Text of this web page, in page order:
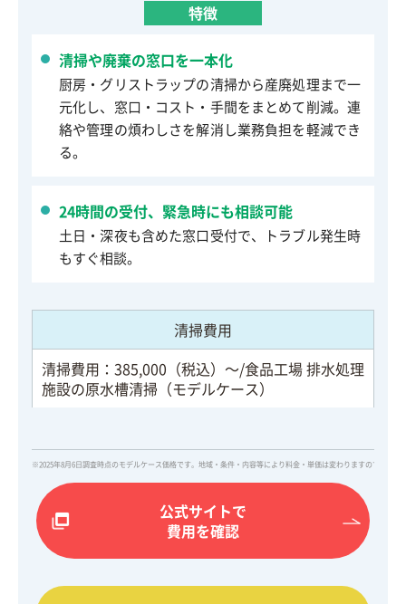
特徴
清掃や廃棄の窓口を一本化
厨房・グリストラップの清掃から産廃処理まで一
元化し、窓口・コスト・手間をまとめて削減。連
絡や管理の煩わしさを解消し業務負担を軽減でき
る。
24時間の受付、緊急時にも相談可能
土日・深夜も含めた窓口受付で、トラブル発生時
もすぐ相談。
清掃費用
清掃費用：385,000（税込）～/食品工場 排水処理
施設の原水槽清掃（モデルケース）
※2025年8月6日調査時点のモデルケース価格です。地域・条件・内容等により料金・単価は変わりますので、詳
公式サイトで
費用を確認